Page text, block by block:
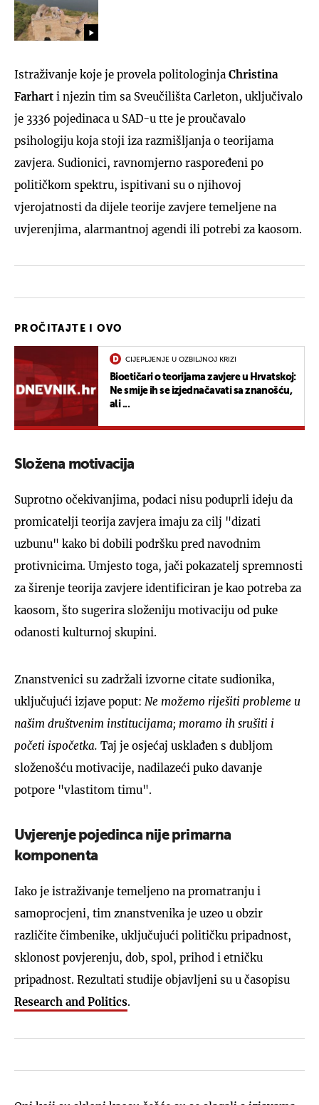
Istraživanje koje je provela politologinja Christina
Farhart i njezin tim sa Sveučilišta Carleton, uključivalo
je 3336 pojedinaca u SAD-u tte je proučavalo
psihologiju koja stoji iza razmišljanja o teorijama
zavjera. Sudionici, ravnomjerno raspoređeni po
političkom spektru, ispitivani su o njihovoj
vjerojatnosti da dijele teorije zavjere temeljene na
uvjerenjima, alarmantnoj agendi ili potrebi za kaosom.
PROČITAJTE I OVO
CIJEPLJENJE U OZBILJNOJ KRIZI
Bioetičari o teorijama zavjere u Hrvatskoj:
Ne smije ih se izjednačavati sa znanošću,
ali ...
Složena motivacija
Suprotno očekivanjima, podaci nisu poduprli ideju da
promicatelji teorija zavjera imaju za cilj "dizati
uzbunu" kako bi dobili podršku pred navodnim
protivnicima. Umjesto toga, jači pokazatelj spremnosti
za širenje teorija zavjere identificiran je kao potreba za
kaosom, što sugerira složeniju motivaciju od puke
odanosti kulturnoj skupini.
Znanstvenici su zadržali izvorne citate sudionika,
uključujući izjave poput: Ne možemo riješiti probleme u
našim društvenim institucijama; moramo ih srušiti i
početi ispočetka. Taj je osjećaj usklađen s dubljom
složenošću motivacije, nadilazeći puko davanje
potpore "vlastitom timu".
Uvjerenje pojedinca nije primarna
komponenta
Iako je istraživanje temeljeno na promatranju i
samoprocjeni, tim znanstvenika je uzeo u obzir
različite čimbenike, uključujući političku pripadnost,
sklonost povjerenju, dob, spol, prihod i etničku
pripadnost. Rezultati studije objavljeni su u časopisu
Research and Politics.